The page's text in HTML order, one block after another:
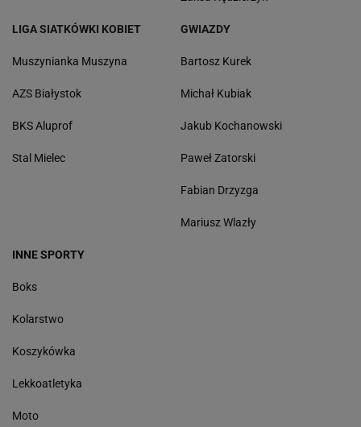
LIGA SIATKÓWKI KOBIET
Muszynianka Muszyna
AZS Białystok
BKS Aluprof
Stal Mielec
GWIAZDY
Bartosz Kurek
Michał Kubiak
Jakub Kochanowski
Paweł Zatorski
Fabian Drzyzga
Mariusz Wlazły
INNE SPORTY
Boks
Kolarstwo
Koszykówka
Lekkoatletyka
Moto